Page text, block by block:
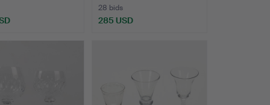
28 bids
285 USD